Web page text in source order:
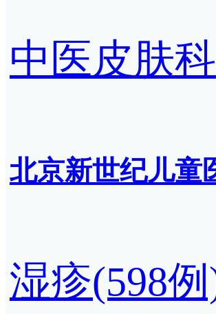
中医皮肤科
北京新世纪儿童
湿疹(598